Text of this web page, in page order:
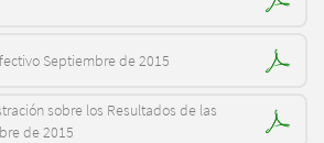
Septiembre de 2015
sobre los Resultados de las
de 2015